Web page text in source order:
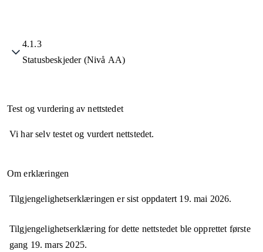
4.1.3
Statusbeskjeder (Nivå AA)
Test og vurdering av nettstedet
Vi har selv testet og vurdert nettstedet.
Om erklæringen
Tilgjengelighetserklæringen er sist oppdatert 19. mai 2026.
Tilgjengelighetserklæring for dette nettstedet ble opprettet første
gang 19. mars 2025.